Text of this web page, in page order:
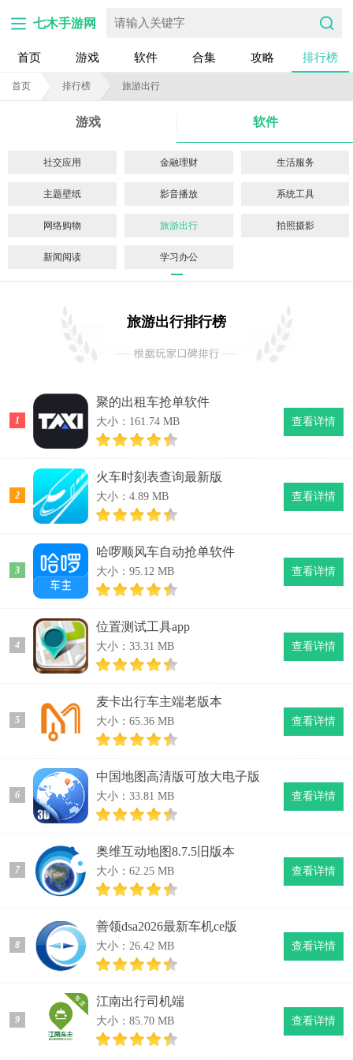
七木手游网
首页 游戏 软件 合集 攻略 排行榜
首页 排行榜 旅游出行
游戏 软件
社交应用 金融理财 生活服务
主题壁纸 影音播放 系统工具
网络购物 旅游出行 拍照摄影
新闻阅读 学习办公
旅游出行排行榜
1
聚的出租车抢单软件
大小：161.74 MB 查看详情
2
火车时刻表查询最新版
大小：4.89 MB 查看详情
3
哈啰顺风车自动抢单软件
大小：95.12 MB 查看详情
4
位置测试工具app
大小：33.31 MB 查看详情
5
麦卡出行车主端老版本
大小：65.36 MB 查看详情
6
中国地图高清版可放大电子版
大小：33.81 MB 查看详情
7
奥维互动地图8.7.5旧版本
大小：62.25 MB 查看详情
8
善领dsa2026最新车机ce版
大小：26.42 MB 查看详情
9
江南出行司机端
大小：85.70 MB 查看详情